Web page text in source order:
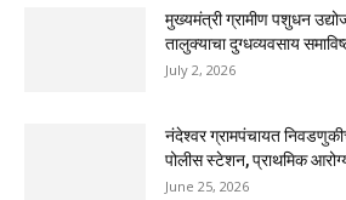
मुख्यमंत्री ग्रामीण पशुधन
तालुक्याचा दुग्धव्यवसाय
July 2, 2026
नंदेश्वर ग्रामपंचायत
पोलीस स्टेशन, प्राथमिक
June 25, 2026